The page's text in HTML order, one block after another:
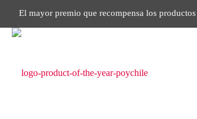
El mayor premio que recompensa los